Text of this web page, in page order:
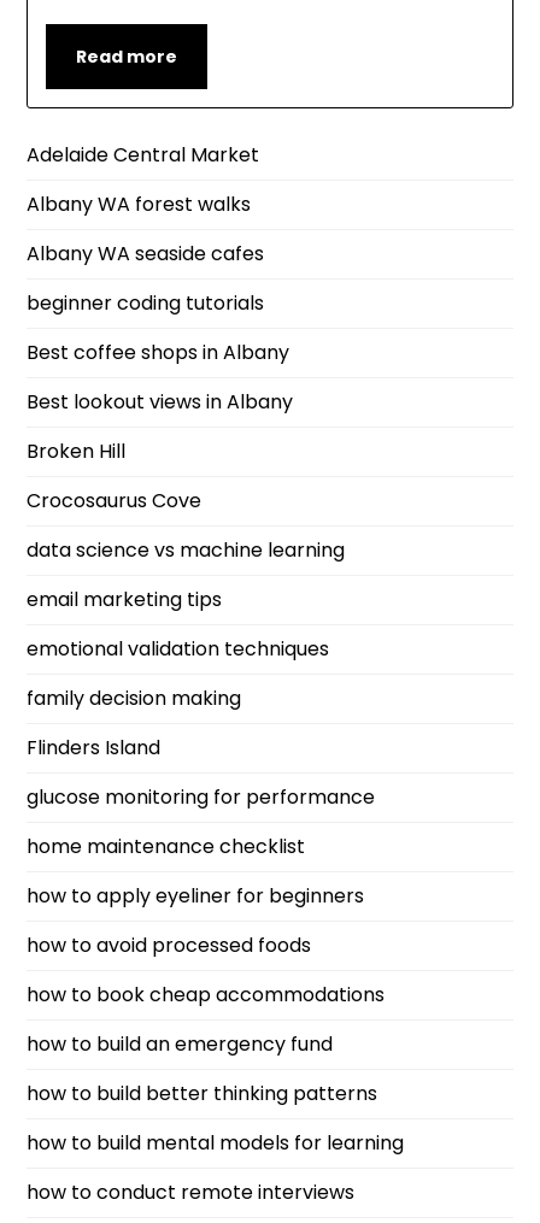
Read more
Adelaide Central Market
Albany WA forest walks
Albany WA seaside cafes
beginner coding tutorials
Best coffee shops in Albany
Best lookout views in Albany
Broken Hill
Crocosaurus Cove
data science vs machine learning
email marketing tips
emotional validation techniques
family decision making
Flinders Island
glucose monitoring for performance
home maintenance checklist
how to apply eyeliner for beginners
how to avoid processed foods
how to book cheap accommodations
how to build an emergency fund
how to build better thinking patterns
how to build mental models for learning
how to conduct remote interviews